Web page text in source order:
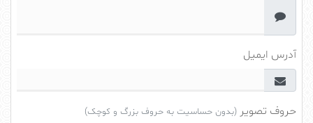
آدرس ایمیل
حروف تصویر (بدون حساسیت به حروف بزرگ و کوچک)